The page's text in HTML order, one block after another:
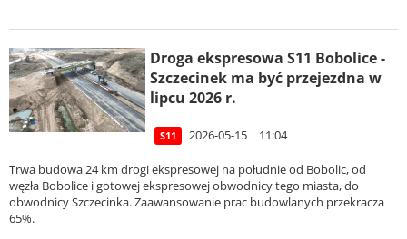
Droga ekspresowa S11 Bobolice -
Szczecinek ma być przejezdna w
lipcu 2026 r.
S11 2026-05-15 | 11:04
Trwa budowa 24 km drogi ekspresowej na południe od Bobolic, od
węzła Bobolice i gotowej ekspresowej obwodnicy tego miasta, do
obwodnicy Szczecinka. Zaawansowanie prac budowlanych przekracza
65%.